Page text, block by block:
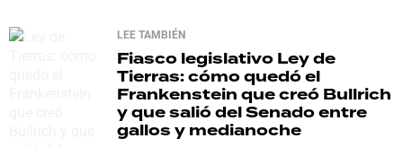
LEE TAMBIÉN
Fiasco legislativo Ley de
Tierras: cómo quedó el
Frankenstein que creó Bullrich
y que salió del Senado entre
gallos y medianoche